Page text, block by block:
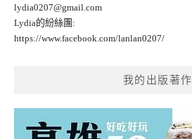
lydia0207@gmail.com
Lydia的紛絲團:
https://www.facebook.com/lanlan0207/
我的出版著作